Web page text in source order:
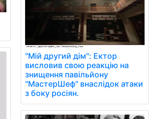
"Мій другий дім": Ектор
висловив свою реакцію на
знищення павільйону
"МастерШеф" внаслідок атаки
з боку росіян.